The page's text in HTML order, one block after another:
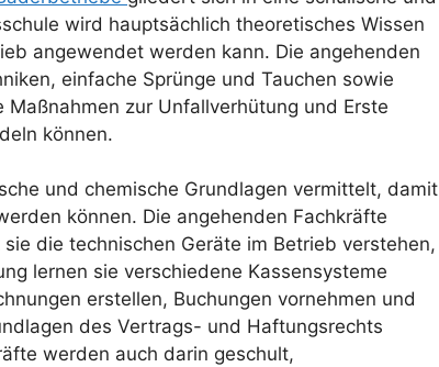
wird hauptsächlich theoretisches Wissen
angewendet werden kann. Die angehenden
einfache Sprünge und Tauchen sowie
zur Unfallverhütung und Erste
können.
und chemische Grundlagen vermittelt, damit
können. Die angehenden Fachkräfte
die technischen Geräte im Betrieb verstehen,
lernen sie verschiedene Kassensysteme
erstellen, Buchungen vornehmen und
des Vertrags- und Haftungsrechts
werden auch darin geschult,